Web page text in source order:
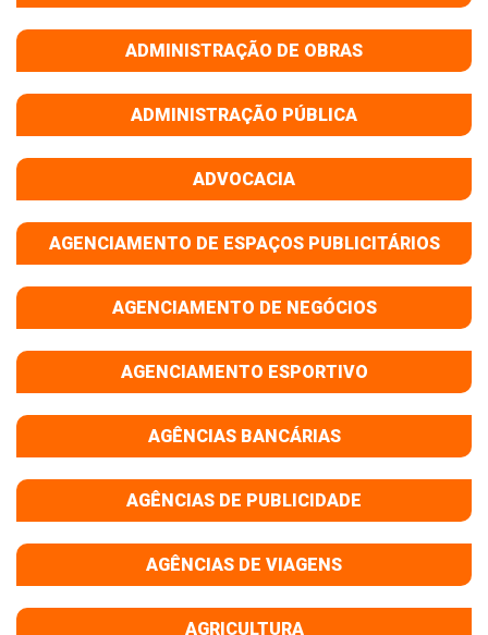
ADMINISTRAÇÃO DE OBRAS
ADMINISTRAÇÃO PÚBLICA
ADVOCACIA
AGENCIAMENTO DE ESPAÇOS PUBLICITÁRIOS
AGENCIAMENTO DE NEGÓCIOS
AGENCIAMENTO ESPORTIVO
AGÊNCIAS BANCÁRIAS
AGÊNCIAS DE PUBLICIDADE
AGÊNCIAS DE VIAGENS
AGRICULTURA